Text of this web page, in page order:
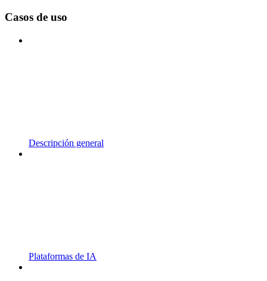
Casos de uso
Descripción general
Plataformas de IA